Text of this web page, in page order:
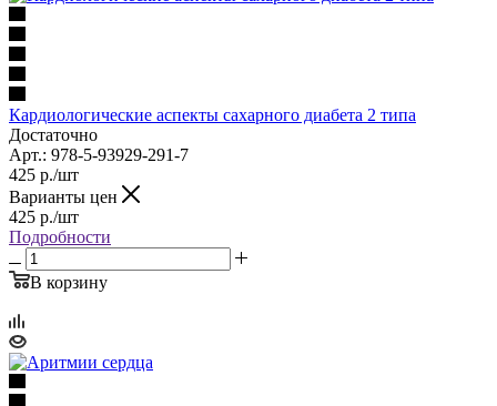
Кардиологические аспекты сахарного диабета 2 типа
Достаточно
Арт.: 978-5-93929-291-7
425 р./шт
Варианты цен
425 р./шт
Подробности
В корзину